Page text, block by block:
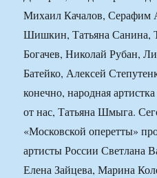
Михаил Качалов, Серафим
Шишкин, Татьяна Санина,
Богачев, Николай Рубан,
Батейко, Алексей
конечно, народная
от нас, Татьяна Шмыга.
«Московской оперетты»
артисты России Светлана
Елена Зайцева, Марина